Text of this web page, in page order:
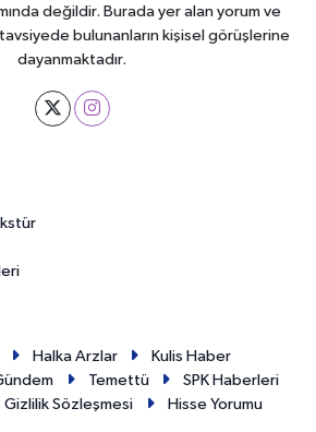
değildir. Burada yer alan yorum ve
bulunanların kişisel görüşlerine
dayanmaktadır.
Halka Arzlar
Kulis Haber
Temettü
SPK Haberleri
Gizlilik Sözleşmesi Hisse Yorumu